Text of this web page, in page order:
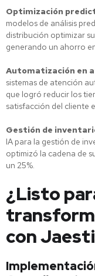
Optimización
modelos de análisis
distribución optimizar
generando un ahorro
Automatización en
sistemas de atención
que logró reducir los
satisfacción del cliente
Gestión de
IA para la gestión de
optimizó la cadena de
un 25%.
¿Listo
con